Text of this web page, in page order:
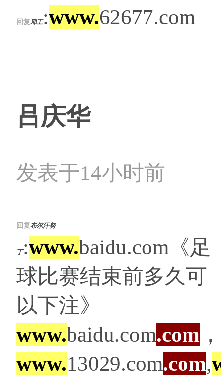
回复邓工:www.62677.com
吕庆华
发表于14小时前
回复布尔汗努
丁:www.baidu.com《足
球比赛结束前多久可
以下注》
www.baidu.com.com ，
www.13029.com.com,